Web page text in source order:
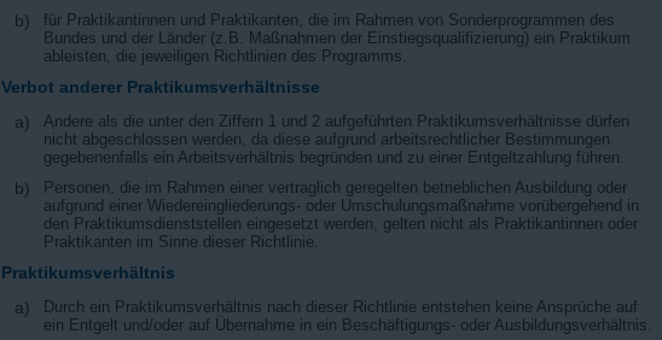
b)
für Praktikantinnen und Praktikanten, die im Rahmen von Sonderprogrammen des
Bundes und der Länder (z.B. Maßnahmen der Einstiegsqualifizierung) ein Praktikum
ableisten, die jeweiligen Richtlinien des Programms.
Verbot anderer Praktikumsverhältnisse
a)
Andere als die unter den Ziffern 1 und 2 aufgeführten Praktikumsverhältnisse dürfen
nicht abgeschlossen werden, da diese aufgrund arbeitsrechtlicher Bestimmungen
gegebenenfalls ein Arbeitsverhältnis begründen und zu einer Entgeltzahlung führen.
b)
Personen, die im Rahmen einer vertraglich geregelten betrieblichen Ausbildung oder
aufgrund einer Wiedereingliederungs- oder Umschulungsmaßnahme vorübergehend in
den Praktikumsdienststellen eingesetzt werden, gelten nicht als Praktikantinnen oder
Praktikanten im Sinne dieser Richtlinie.
Praktikumsverhältnis
a)
Durch ein Praktikumsverhältnis nach dieser Richtlinie entstehen keine Ansprüche auf
ein Entgelt und/oder auf Übernahme in ein Beschäftigungs- oder Ausbildungsverhältnis.